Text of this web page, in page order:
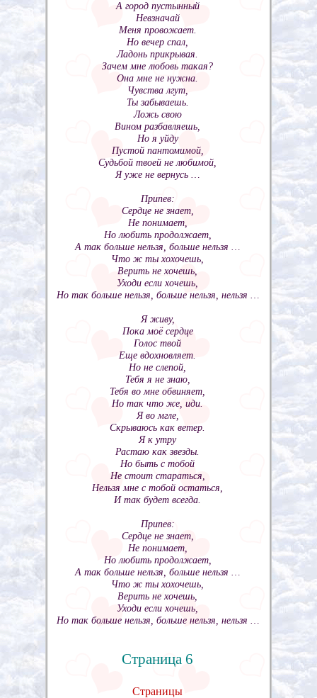
А город пустынный
Невзначай
Меня провожает.
Но вечер спал,
Ладонь прикрывая.
Зачем мне любовь такая?
Она мне не нужна.
Чувства лгут,
Ты забываешь.
Ложь свою
Вином разбавляешь,
Но я уйду
Пустой пантомимой,
Судьбой твоей не любимой,
Я уже не вернусь …
Припев:
Сердце не знает,
Не понимает,
Но любить продолжает,
А так больше нельзя, больше нельзя …
Что ж ты хохочешь,
Верить не хочешь,
Уходи если хочешь,
Но так больше нельзя, больше нельзя, нельзя …
Я живу,
Пока моё сердце
Голос твой
Еще вдохновляет.
Но не слепой,
Тебя я не знаю,
Тебя во мне обвиняет,
Но так что же, иди.
Я во мгле,
Скрываюсь как ветер.
Я к утру
Растаю как звезды.
Но быть с тобой
Не стоит стараться,
Нельзя мне с тобой остаться,
И так будет всегда.
Припев:
Сердце не знает,
Не понимает,
Но любить продолжает,
А так больше нельзя, больше нельзя …
Что ж ты хохочешь,
Верить не хочешь,
Уходи если хочешь,
Но так больше нельзя, больше нельзя, нельзя …
Страница 6
Страницы